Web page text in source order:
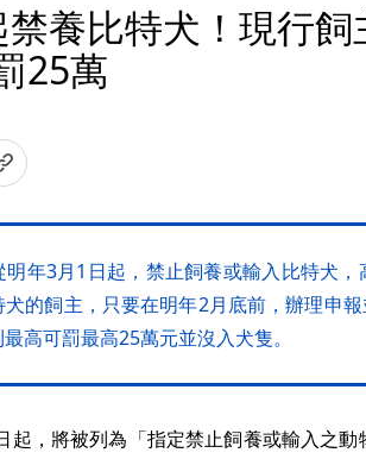
禁養比特犬！現行
25萬
明年3月1日起，禁止飼養或輸入比特犬
的飼主，只要在明年2月底前，辦理申
高可罰最高25萬元並沒入犬隻。
起，將被列為「指定禁止飼養或輸入之